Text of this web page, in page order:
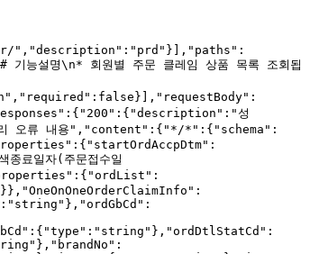
","description":"prd"}],"paths":
명\n* 회원별 주문 클레임 상품 목록 조회됩
성
오류 내용","content":{"*/*":{"schema":
일자(주문접수일